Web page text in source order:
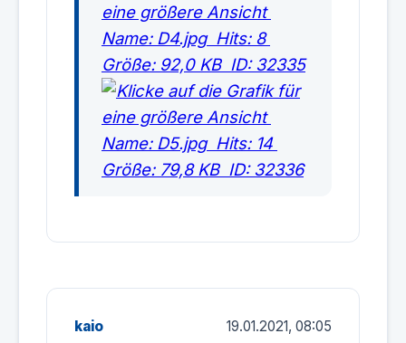
kaio 19.01.2021, 08:05